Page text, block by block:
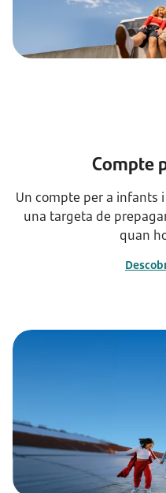
Compte
Un compte per a infants
una targeta de
quan